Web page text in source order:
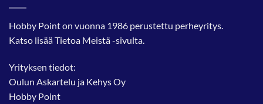
Hobby Point on vuonna 1986 perustettu perheyritys.
Katso lisääTietoa Meistä-sivulta.
Yrityksen tiedot:
Oulun Askartelu ja Kehys Oy
Hobby Point